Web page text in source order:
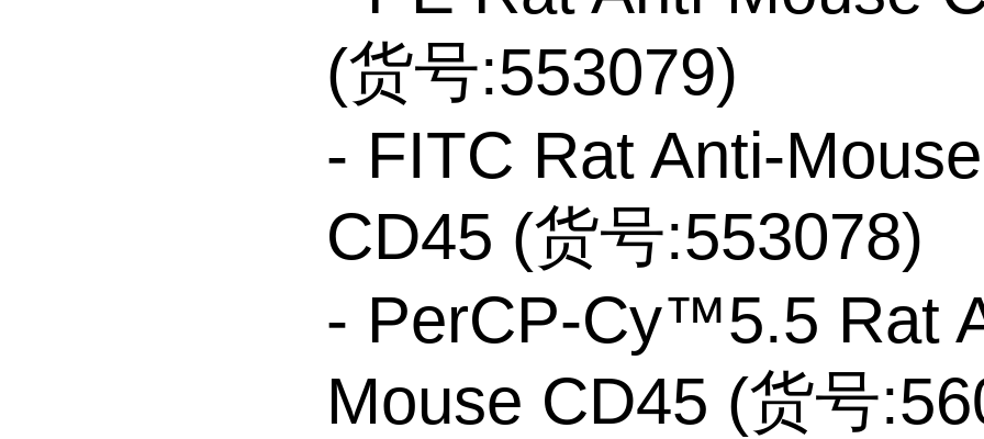
(货号:553079)
- FITC Rat Anti-Mouse
CD45 (货号:553078)
- PerCP-Cy™5.5 Rat
Mouse CD45 (货号